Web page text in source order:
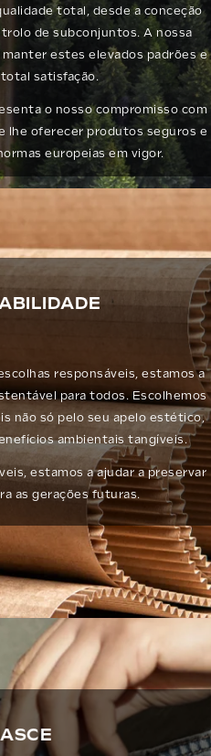
total, desde a conceção
de subconjuntos. A nossa
estes elevados padrões e
satisfação.
o nosso compromisso com
lhe oferecer produtos seguros e
europeias em vigor.
responsáveis, estamos a
para todos. Escolhemos
não só pelo seu apelo estético,
ambientais tangíveis.
estamos a ajudar a preservar
as gerações futuras.